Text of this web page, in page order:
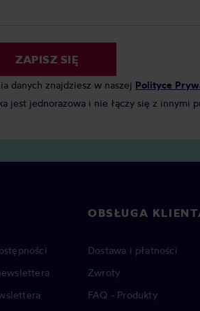
ZAPISZ SIĘ
danych znajdziesz w naszej Polityce
jest jednorazowa i nie łączy się z innymi
OBSŁUGA
Dostawa i płatności
Zwroty
FAQ - Produkty